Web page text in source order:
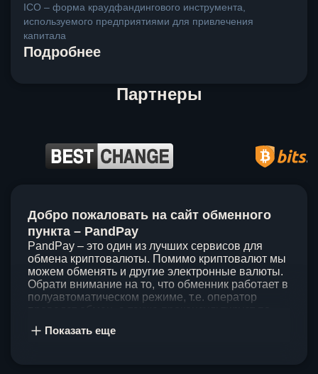
ICO – форма краудфандингового инструмента,
используемого предприятиями для привлечения
капитала
Подробнее
Партнеры
Добро пожаловать на сайт обменного
пункта – PandPay
PandPay – это один из лучших сервисов для
обмена криптовалюты. Помимо криптовалют мы
можем обменять и другие электронные валюты.
Обрати внимание на то, что обменник работает в
полуавтоматическом режиме, т.е. оператор
клиентов, поэтому стараемся проводить обмены
Показать еще